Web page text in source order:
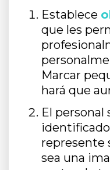
Establece
que les
Marcar
hará que
El
represente
sea una